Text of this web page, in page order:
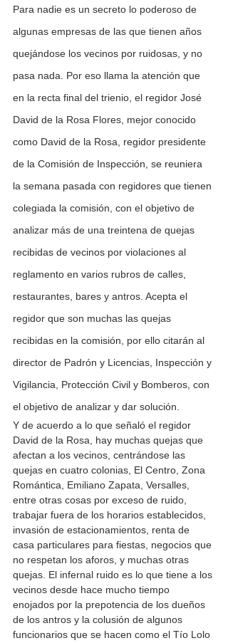
Para nadie es un secreto lo poderoso de
algunas empresas de las que tienen años
quejándose los vecinos por ruidosas, y no
pasa nada. Por eso llama la atención que
en la recta final del trienio, el regidor José
David de la Rosa Flores, mejor conocido
como David de la Rosa, regidor presidente
de la Comisión de Inspección, se reuniera
la semana pasada con regidores que tienen
colegiada la comisión, con el objetivo de
analizar más de una treintena de quejas
recibidas de vecinos por violaciones al
reglamento en varios rubros de calles,
restaurantes, bares y antros. Acepta el
regidor que son muchas las quejas
recibidas en la comisión, por ello citarán al
director de Padrón y Licencias, Inspección y
Vigilancia, Protección Civil y Bomberos, con
el objetivo de analizar y dar solución.
Y de acuerdo a lo que señaló el regidor
David de la Rosa, hay muchas quejas que
afectan a los vecinos, centrándose las
quejas en cuatro colonias, El Centro, Zona
Romántica, Emiliano Zapata, Versalles,
entre otras cosas por exceso de ruido,
trabajar fuera de los horarios establecidos,
invasión de estacionamientos, renta de
casa particulares para fiestas, negocios que
no respetan los aforos, y muchas otras
quejas. El infernal ruido es lo que tiene a los
vecinos desde hace mucho tiempo
enojados por la prepotencia de los dueños
de los antros y la colusión de algunos
funcionarios que se hacen como el Tío Lolo